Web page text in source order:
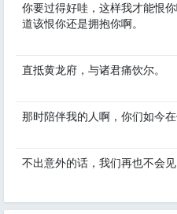
你要过得好哇，这样我才能恨
道该恨你还是拥抱你啊。
直抵黄龙府，与诸君痛饮尔。
那时陪伴我的人啊，你们如今在
不出意外的话，我们再也不会见